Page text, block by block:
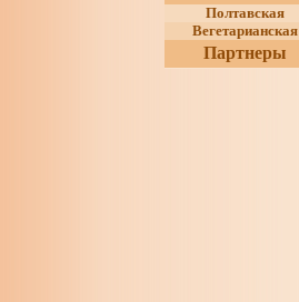
Полтавская
Вегетарианская
Партнеры